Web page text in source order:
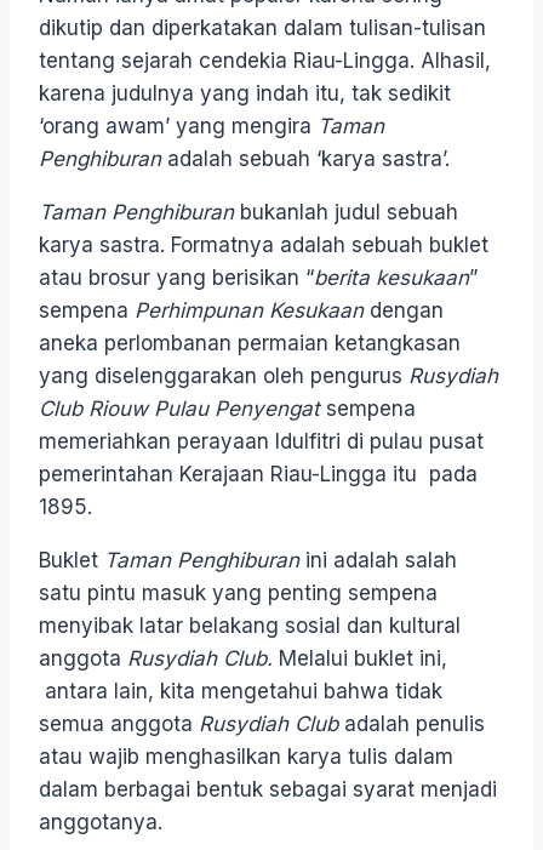
dikutip dan diperkatakan dalam tulisan-tulisan
tentang sejarah cendekia Riau-Lingga. Alhasil,
karena judulnya yang indah itu, tak sedikit
‘orang awam’ yang mengira Taman
Penghiburan adalah sebuah ‘karya sastra’.
Taman Penghiburanbukanlah judul sebuah
karya sastra. Formatnya adalah sebuah buklet
atau brosur yang berisikan “berita kesukaan”
sempena Perhimpunan Kesukaandengan
aneka perlombanan permaian ketangkasan
yang diselenggarakan oleh pengurus Rusydiah
Club Riouw Pulau Penyengatsempena
memeriahkan perayaan Idulfitri di pulau pusat
pemerintahan Kerajaan Riau-Lingga itu pada
1895.
Buklet Taman Penghiburanini adalah salah
satu pintu masuk yang penting sempena
menyibak latar belakang sosial dan kultural
anggota Rusydiah Club. Melalui buklet ini,
antara lain, kita mengetahui bahwa tidak
semua anggota Rusydiah Clubadalah penulis
atau wajib menghasilkan karya tulis dalam
dalam berbagai bentuk sebagai syarat menjadi
anggotanya.